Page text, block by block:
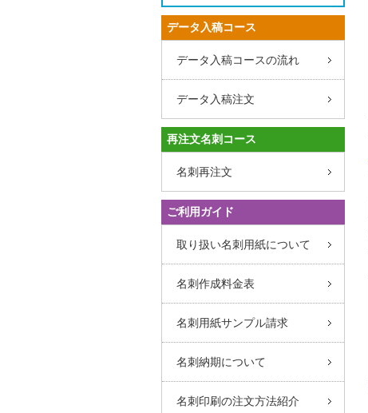
データ入稿コース
データ入稿コースの流れ
データ入稿注文
再注文名刺コース
名刺再注文
ご利用ガイド
取り扱い名刺用紙について
名刺作成料金表
名刺用紙サンプル請求
名刺納期について
名刺印刷の注文方法紹介